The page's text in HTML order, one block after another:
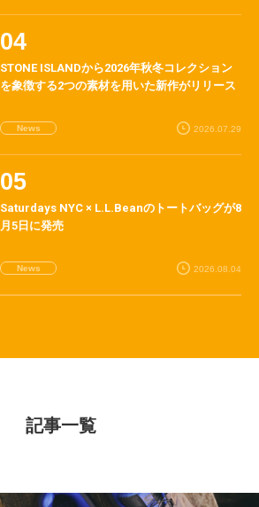
STONE ISLANDから2026年秋冬コレクション
を象徴する2つの素材を用いた新作がリリース
News 2026.07.29
Saturdays NYC × L.L.Beanのトートバッグが8
月5日に発売
News 2026.08.04
記事一覧